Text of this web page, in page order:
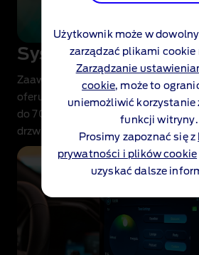
Użytkownik może w
zarządzać plikami cookie
Zarządzanie
cookie, może to
uniemożliwić korzystanie
funkcji witryny.
Prosimy zapoznać się z
prywatności i plików cookie
uzyskać dalsze
System audio
Zaawansowany system
oferuje precyzyjne dostrojenie
do 700 W i nowe, wydajniejsze
drzwiach.